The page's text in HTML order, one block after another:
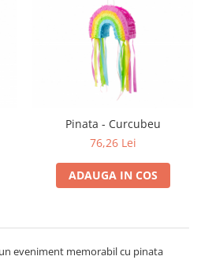
Pinata - Curcubeu
76,26 Lei
ADAUGA IN COS
eveniment memorabil cu pinata